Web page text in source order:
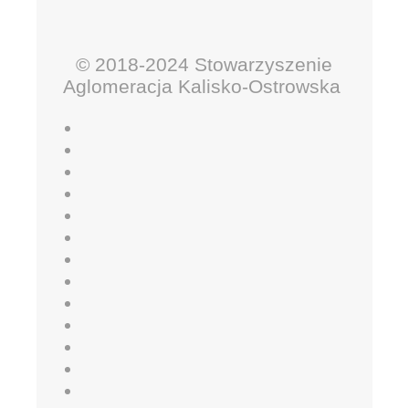
© 2018-2024 Stowarzyszenie
Aglomeracja Kalisko-Ostrowska